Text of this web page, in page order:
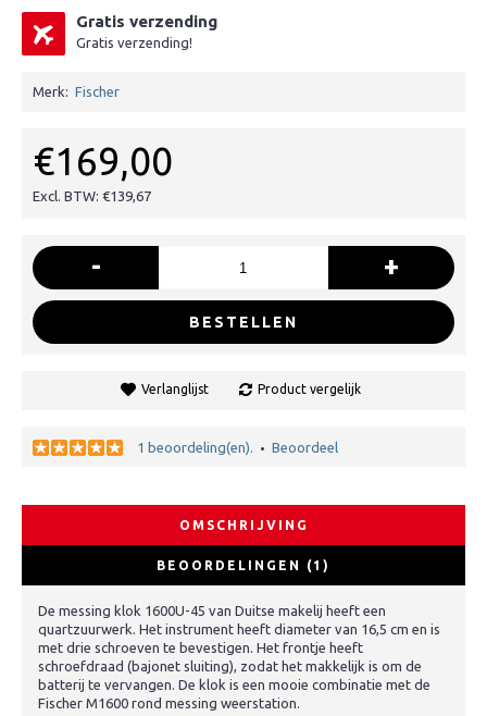
Gratis verzending
Gratis verzending!
Merk: Fischer
€169,00
Excl. BTW: €139,67
- +
BESTELLEN
Verlanglijst Product vergelijk
1 beoordeling(en). • Beoordeel
OMSCHRIJVING
BEOORDELINGEN (1)
De messing klok 1600U-45 van Duitse makelij heeft een
quartzuurwerk. Het instrument heeft diameter van 16,5 cm en is
met drie schroeven te bevestigen. Het frontje heeft
schroefdraad (bajonet sluiting), zodat het makkelijk is om de
batterij te vervangen. De klok is een mooie combinatie met de
Fischer M1600 rond messing weerstation.